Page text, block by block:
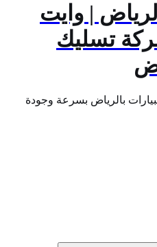
| وايت
تسليك
بالرياض بسرعة وجودة